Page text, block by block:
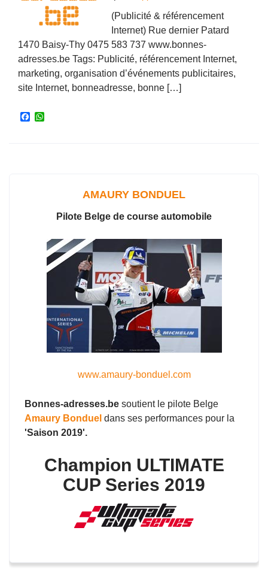
(Publicité & référencement
Internet) Rue dernier Patard
1470 Baisy-Thy 0475 583 737 www.bonnes-
adresses.be Tags: Publicité, référencement Internet,
marketing, organisation d’événements publicitaires,
site Internet, bonneadresse, bonne […]
F
AMAURY BONDUEL
Pilote Belge de course automobile
www.amaury-bonduel.com
Bonnes-adresses.be soutient le pilote Belge
Amaury Bonduel dans ses performances pour la
'Saison 2019'.
Champion ULTIMATE
CUP Series 2019